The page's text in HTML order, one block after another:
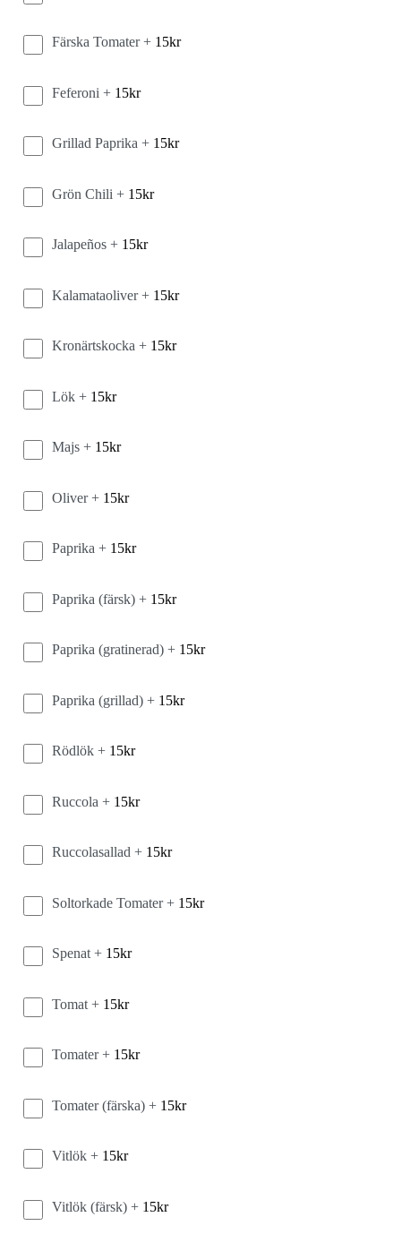
Färska Tomater + 15kr
Feferoni + 15kr
Grillad Paprika + 15kr
Grön Chili + 15kr
Jalapeños + 15kr
Kalamataoliver + 15kr
Kronärtskocka + 15kr
Lök + 15kr
Majs + 15kr
Oliver + 15kr
Paprika + 15kr
Paprika (färsk) + 15kr
Paprika (gratinerad) + 15kr
Paprika (grillad) + 15kr
Rödlök + 15kr
Ruccola + 15kr
Ruccolasallad + 15kr
Soltorkade Tomater + 15kr
Spenat + 15kr
Tomat + 15kr
Tomater + 15kr
Tomater (färska) + 15kr
Vitlök + 15kr
Vitlök (färsk) + 15kr